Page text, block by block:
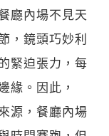
廳內場不見天
，鏡頭巧妙利
緊迫張力，每
緣。因此，
源，餐廳內場